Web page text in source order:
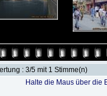
: 3/5 mit 1 Stimme(n)
Halte die Maus über die